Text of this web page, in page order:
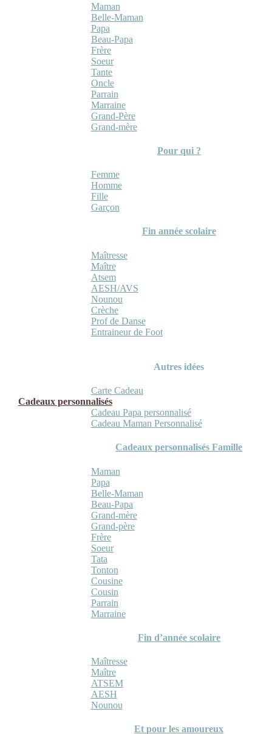
Maman
Belle-Maman
Papa
Beau-Papa
Frère
Soeur
Tante
Oncle
Parrain
Marraine
Grand-Père
Grand-mère
Pour qui ?
Femme
Homme
Fille
Garçon
Fin année scolaire
Maîtresse
Maître
Atsem
AESH/AVS
Nounou
Crèche
Prof de Danse
Entraineur de Foot
Autres idées
Carte Cadeau
Cadeaux personnalisés
Cadeau Papa personnalisé
Cadeau Maman Personnalisé
Cadeaux personnalisés Famille
Maman
Papa
Belle-Maman
Beau-Papa
Grand-mère
Grand-père
Frère
Soeur
Tata
Tonton
Cousine
Cousin
Parrain
Marraine
Fin d’année scolaire
Maîtresse
Maître
ATSEM
AESH
Nounou
Et pour les amoureux